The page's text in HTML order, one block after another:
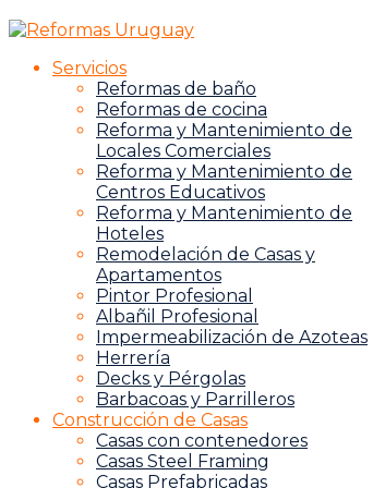
Servicios
Reformas de baño
Reformas de cocina
Reforma y Mantenimiento de
Locales Comerciales
Reforma y Mantenimiento de
Centros Educativos
Reforma y Mantenimiento de
Hoteles
Remodelación de Casas y
Apartamentos
Pintor Profesional
Albañil Profesional
Impermeabilización de Azoteas
Herrería
Decks y Pérgolas
Barbacoas y Parrilleros
Construcción de Casas
Casas con contenedores
Casas Steel Framing
Casas Prefabricadas